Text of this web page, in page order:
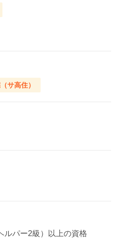
サ高住）
ルパー2級）以上の資格